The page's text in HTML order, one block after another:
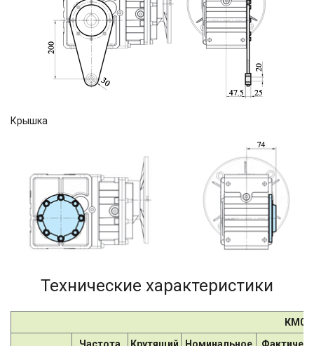
Крышка
Технические характеристики
Частота
Крутящий
Номинальное